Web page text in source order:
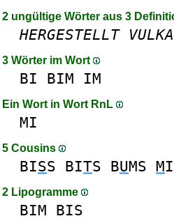
2 ungültige Wörter aus 3
HERGESTELLT
3 Wörter im Wort
BI BIM IM
Ein Wort in Wort RnL
MI
5 Cousins
BISS BITS BUMS M
2 Lipogramme
BIM BIS